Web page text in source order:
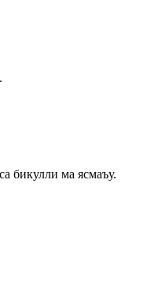
бикулли ма ясмаъу.